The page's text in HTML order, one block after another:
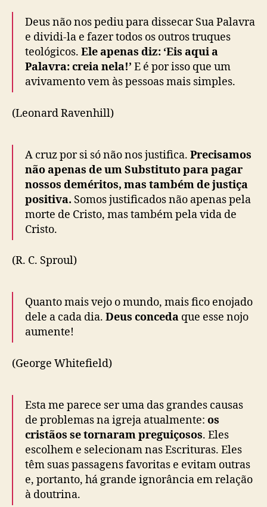
Deus não nos pediu para dissecar Sua Palavra
e dividi-la e fazer todos os outros truques
teológicos. Ele apenas diz: ‘Eis aqui a
Palavra: creia nela!’ E é por isso que um
avivamento vem às pessoas mais simples.
(Leonard Ravenhill)
A cruz por si só não nos justifica. Precisamos
não apenas de um Substituto para pagar
nossos deméritos, mas também de justiça
positiva. Somos justificados não apenas pela
morte de Cristo, mas também pela vida de
Cristo.
(R. C. Sproul)
Quanto mais vejo o mundo, mais fico enojado
dele a cada dia. Deus conceda que esse nojo
aumente!
(George Whitefield)
Esta me parece ser uma das grandes causas
de problemas na igreja atualmente: os
cristãos se tornaram preguiçosos. Eles
escolhem e selecionam nas Escrituras. Eles
têm suas passagens favoritas e evitam outras
e, portanto, há grande ignorância em relação
à doutrina.